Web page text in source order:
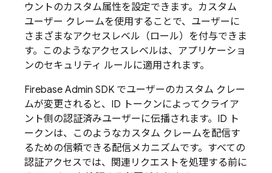
ウントのカスタム属性を設定できます。カスタム
ユーザー クレームを使用することで、ユーザーに
さまざまなアクセスレベル（ロール）を付与できま
す。このようなアクセスレベルは、アプリケーショ
ンのセキュリティ ルールに適用されます。
Firebase Admin SDK でユーザーのカスタム クレー
ムが変更されると、ID トークンによってクライア
ント側の認証済みユーザーに伝播されます。ID ト
ークンは、このようなカスタム クレームを配信す
るための信頼できる配信メカニズムです。すべての
認証アクセスでは、関連リクエストを処理する前に